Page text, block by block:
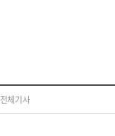
전체기사